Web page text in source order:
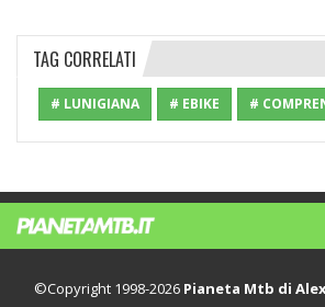
TAG CORRELATI
# LUNIGIANA # EBIKE #
©Copyright 1998-2026 Pianeta Mtb di